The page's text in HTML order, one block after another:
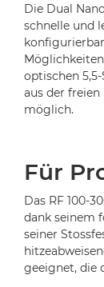
Die Dual
schnelle und
optischen
aus der
möglich.
Für
Das RF 100-
dank seinem
seiner
geeignet, die